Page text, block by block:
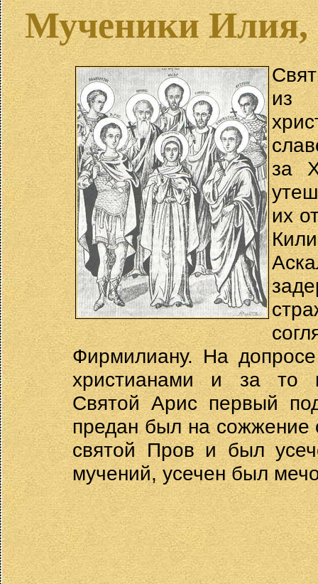
Мученики Илия,
из
за
их
Фирмилиану. На
христианами и за то
Святой Арис первый
предан был на сожжение
святой Пров и был
мучений, усечен был